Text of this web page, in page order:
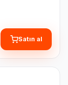
Satın al